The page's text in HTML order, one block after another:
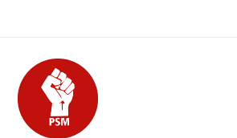
content